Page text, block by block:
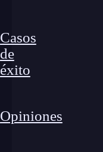
Casos
de
éxito
Opiniones